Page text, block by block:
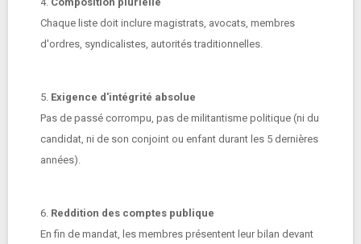
Chaque liste doit inclure magistrats, avocats, membres
d'ordres, syndicalistes, autorités traditionnelles.
5. Exigence d'intégrité absolue
Pas de passé corrompu, pas de militantisme politique (ni du
candidat, ni de son conjoint ou enfant durant les 5 dernières
années).
6. Reddition des comptes publique
En fin de mandat, les membres présentent leur bilan devant